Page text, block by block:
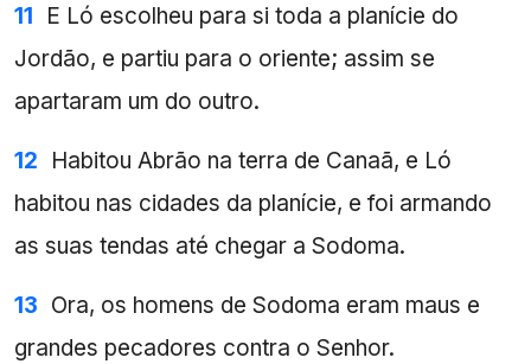
11
E Ló escolheu para si toda a planície do
Jordão, e partiu para o oriente; assim se
apartaram um do outro.
12
Habitou Abrão na terra de Canaã, e Ló
habitou nas cidades da planície, e foi armando
as suas tendas até chegar a Sodoma.
13 Ora, os homens de Sodoma eram maus e
grandes pecadores contra o Senhor.